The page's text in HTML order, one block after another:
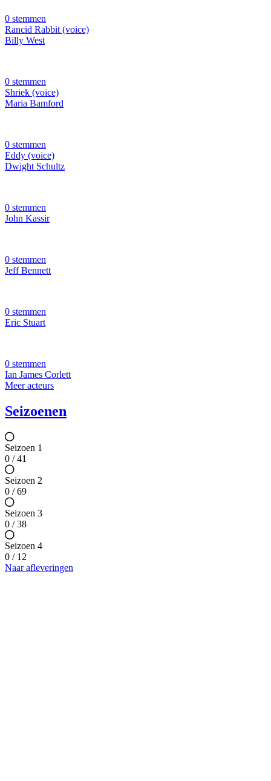
0 stemmen
Rancid Rabbit (voice)
Billy West
0 stemmen
Shriek (voice)
Maria Bamford
0 stemmen
Eddy (voice)
Dwight Schultz
0 stemmen
John Kassir
0 stemmen
Jeff Bennett
0 stemmen
Eric Stuart
0 stemmen
Ian James Corlett
Meer acteurs
Seizoenen
Seizoen 1
0 / 41
Seizoen 2
0 / 69
Seizoen 3
0 / 38
Seizoen 4
0 / 12
Naar afleveringen